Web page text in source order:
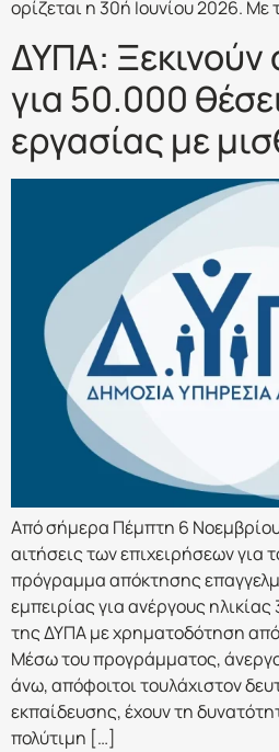
ορίζεται η 30ή Ιουνίου 2026. Με
ΔΥΠΑ: Ξεκινούν
για 50.000
εργασίας με
Από σήμερα Πέμπτη 6 Νοεμβρίου
αιτήσεις των επιχειρήσεων για
πρόγραμμα απόκτησης
εμπειρίας για ανέργους
της ΔΥΠΑ με χρηματοδότηση
Μέσω του προγράμματος,
άνω, απόφοιτοι τουλάχιστον
εκπαίδευσης, έχουν τη
πολύτιμη […]